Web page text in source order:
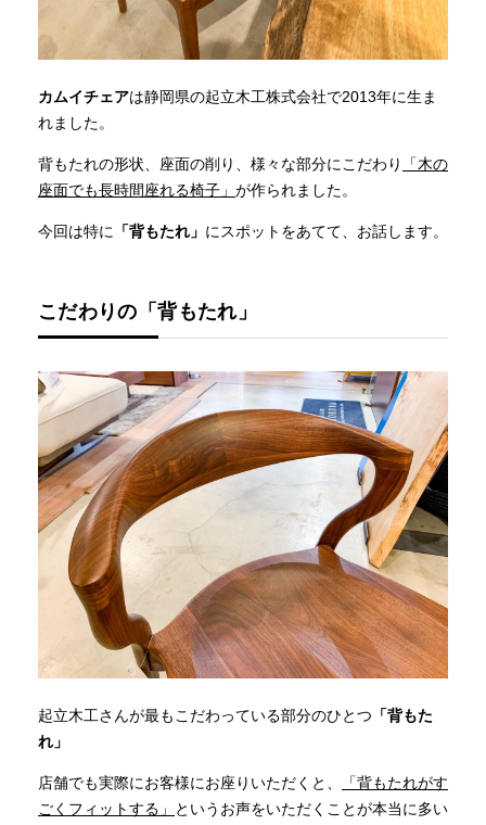
カムイチェアは静岡県の起立木工株式会社で2013年に生ま
れました。
背もたれの形状、座面の削り、様々な部分にこだわり
「木の
座面でも長時間座れる椅子」 が作られました。
今回は特に 「背もたれ」 にスポットをあてて、お話します。
こだわりの「背もたれ」
起立木工さんが最もこだわっている部分のひとつ 「背もた
れ」
店舗でも実際にお客様にお座りいただくと、
「背もたれがす
ごくフィットする」
というお声をいただくことが本当に多い